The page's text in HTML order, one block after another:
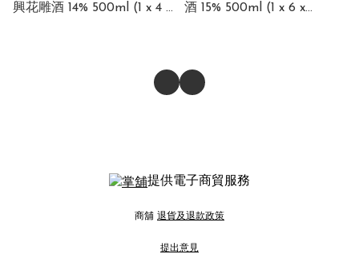
興花雕酒 14% 500ml (1 x 4 x
酒 15% 500ml (1 x 6 x
提供電子商貿服務
商舖 退貨及退款政策
提出意見